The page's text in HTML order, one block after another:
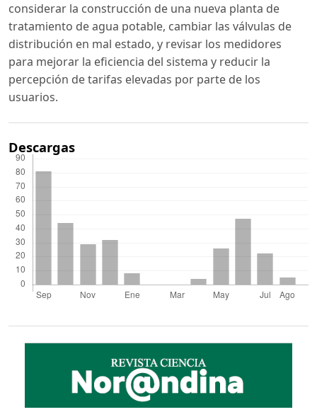
considerar la construcción de una nueva planta de
tratamiento de agua potable, cambiar las válvulas de
distribución en mal estado, y revisar los medidores
para mejorar la eficiencia del sistema y reducir la
percepción de tarifas elevadas por parte de los
usuarios.
Descargas